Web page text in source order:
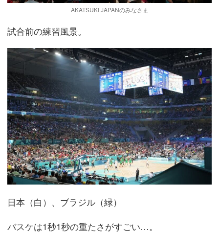
AKATSUKI JAPANのみなさま
試合前の練習風景。
日本（白）、ブラジル（緑）
バスケは1秒1秒の重たさがすごい…。